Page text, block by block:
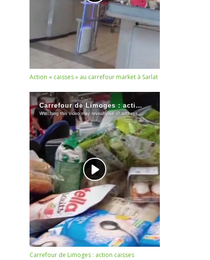
Action « caisses » au carrefour market à Sarlat
Carrefour de Limoges : action caisses